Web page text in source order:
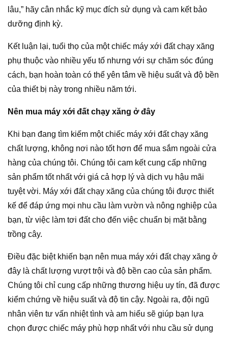
lâu,” hãy cân nhắc kỹ mục đích sử dụng và cam kết bảo
dưỡng định kỳ.
Kết luận lại, tuổi thọ của một chiếc máy xới đất chạy xăng
phụ thuộc vào nhiều yếu tố nhưng với sự chăm sóc đúng
cách, bạn hoàn toàn có thể yên tâm về hiệu suất và độ bền
của thiết bị này trong nhiều năm tới.
Nên mua máy xới đất chạy xăng ở đây
Khi bạn đang tìm kiếm một chiếc máy xới đất chạy xăng
chất lượng, không nơi nào tốt hơn để mua sắm ngoài cửa
hàng của chúng tôi. Chúng tôi cam kết cung cấp những
sản phẩm tốt nhất với giá cả hợp lý và dịch vụ hậu mãi
tuyệt vời. Máy xới đất chạy xăng của chúng tôi được thiết
kế để đáp ứng mọi nhu cầu làm vườn và nông nghiệp của
bạn, từ việc làm tơi đất cho đến việc chuẩn bị mặt bằng
trồng cây.
Điều đặc biệt khiến bạn nên mua máy xới đất chạy xăng ở
đây là chất lượng vượt trội và độ bền cao của sản phẩm.
Chúng tôi chỉ cung cấp những thương hiệu uy tín, đã được
kiểm chứng về hiệu suất và độ tin cậy. Ngoài ra, đội ngũ
nhân viên tư vấn nhiệt tình và am hiểu sẽ giúp bạn lựa
chọn được chiếc máy phù hợp nhất với nhu cầu sử dụng